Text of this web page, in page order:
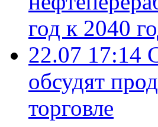
год к 2040
22.07 17:14
обсудят
торговле